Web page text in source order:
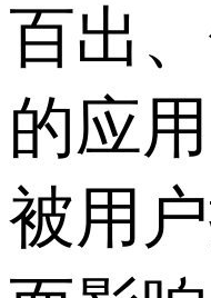
百出
的应
被用